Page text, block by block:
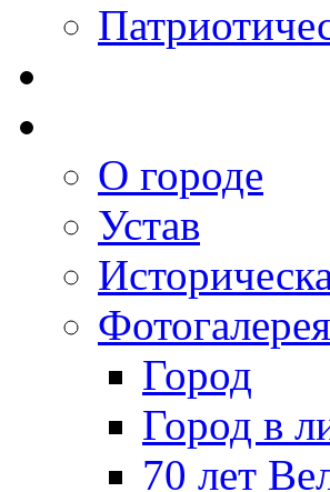
О городе
Устав
Фотогалерея
Город
Город в
70 лет